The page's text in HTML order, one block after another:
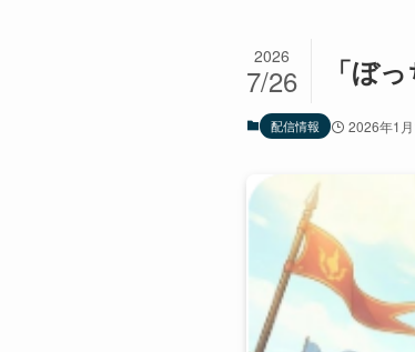
「ぼ
2026
7/26
配信情報 2026年1